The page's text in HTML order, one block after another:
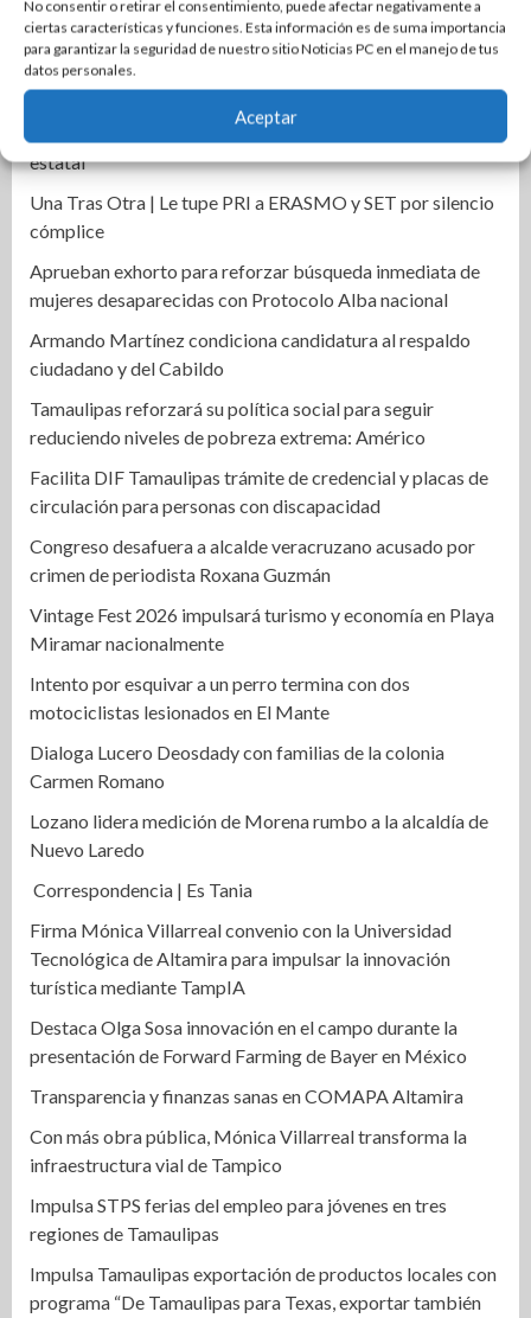
No consentir o retirar el consentimiento, puede afectar negativamente a
ciertas características y funciones. Esta información es de suma importancia
para garantizar la seguridad de nuestro sitio Noticias PC en el manejo de tus
datos personales.
Aceptar
Anuncian la Primera Copa Gobernador de Voleibol
Tamaulipas 2026
Reconoce Américo labor de la Guardia Nacional en
Tamaulipas; atestigua llegada del nuevo coordinador
estatal
Una Tras Otra | Le tupe PRI a ERASMO y SET por silencio
cómplice
Aprueban exhorto para reforzar búsqueda inmediata de
mujeres desaparecidas con Protocolo Alba nacional
Armando Martínez condiciona candidatura al respaldo
ciudadano y del Cabildo
Tamaulipas reforzará su política social para seguir
reduciendo niveles de pobreza extrema: Américo
Facilita DIF Tamaulipas trámite de credencial y placas de
circulación para personas con discapacidad
Congreso desafuera a alcalde veracruzano acusado por
crimen de periodista Roxana Guzmán
Vintage Fest 2026 impulsará turismo y economía en Playa
Miramar nacionalmente
Intento por esquivar a un perro termina con dos
motociclistas lesionados en El Mante
Dialoga Lucero Deosdady con familias de la colonia
Carmen Romano
Lozano lidera medición de Morena rumbo a la alcaldía de
Nuevo Laredo
Correspondencia | Es Tania
Firma Mónica Villarreal convenio con la Universidad
Tecnológica de Altamira para impulsar la innovación
turística mediante TampIA
Destaca Olga Sosa innovación en el campo durante la
presentación de Forward Farming de Bayer en México
Transparencia y finanzas sanas en COMAPA Altamira
Con más obra pública, Mónica Villarreal transforma la
infraestructura vial de Tampico
Impulsa STPS ferias del empleo para jóvenes en tres
regiones de Tamaulipas
Impulsa Tamaulipas exportación de productos locales con
programa “De Tamaulipas para Texas, exportar también